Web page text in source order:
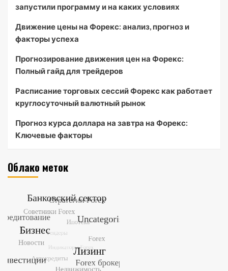
запустили программу и на каких условиях
Движение цены на Форекс: анализ, прогноз и
факторы успеха
Прогнозирование движения цен на Форекс:
Полный гайд для трейдеров
Расписание торговых сессий Форекс как работает
круглосуточный валютный рынок
Прогноз курса доллара на завтра на Форекс:
Ключевые факторы
Облако меток